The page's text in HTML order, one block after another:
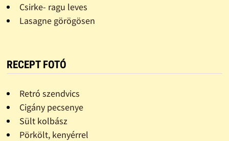
Csirke- ragu leves
Lasagne görögösen
RECEPT FOTÓ
Retró szendvics
Cigány pecsenye
Sült kolbász
Pörkölt, kenyérrel